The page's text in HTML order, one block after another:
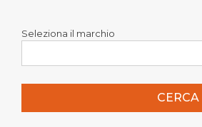
Seleziona il marchio
CERCA